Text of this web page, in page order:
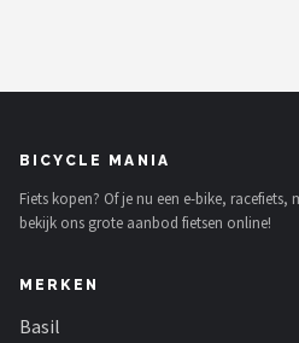
BICYCLE MANIA
Fiets kopen? Of je nu een e-bike,
bekijk ons grote aanbod fietsen online!
MERKEN
Basil